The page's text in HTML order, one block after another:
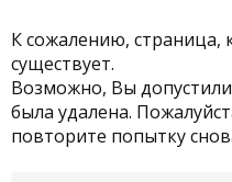
К сожалению,
существует.
Возможно, Вы
была удалена.
повторите попытку